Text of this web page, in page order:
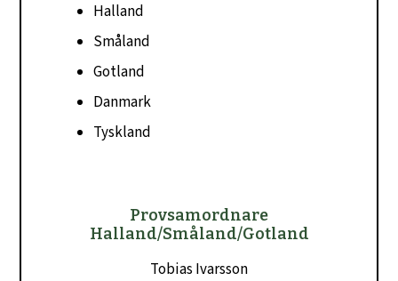
Halland
Småland
Gotland
Danmark
Tyskland
Provsamordnare
Halland/Småland/Gotland
Tobias Ivarsson